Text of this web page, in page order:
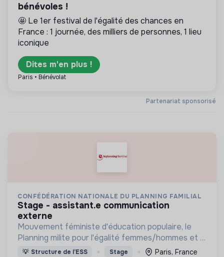
Partenariat sponsorisé
bénévoles !
🤩 Le 1er festival de l'égalité des chances en
France : 1 journée, des milliers de personnes, 1 lieu
iconique
Dites m'en plus !
Paris • Bénévolat
CONFÉDÉRATION NATIONALE DU PLANNING FAMILIAL
stage - assistant.e communication
externe
Mouvement féministe d'éducation populaire, le
Planning milite pour l'égalité femmes/hommes et la
possibilité pour chaque personne de vivre une
💡 Structure de l’ESS Stage Paris, France